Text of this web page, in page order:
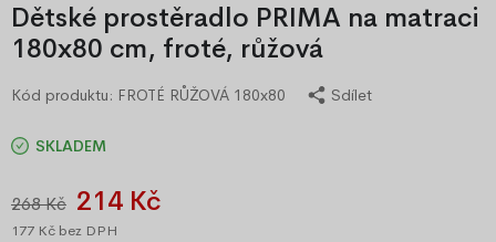
Dětské prostěradlo PRIMA na matraci
180x80 cm, froté, růžová
Kód produktu: FROTÉ RŮŽOVÁ 180x80 Sdílet
SKLADEM
268 Kč 214 Kč
177 Kč bez DPH